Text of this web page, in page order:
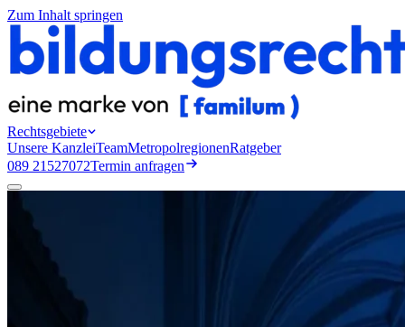
Zum Inhalt springen
Rechtsgebiete
Unsere KanzleiTeamMetropolregionenRatgeber
089 21527072Termin anfragen